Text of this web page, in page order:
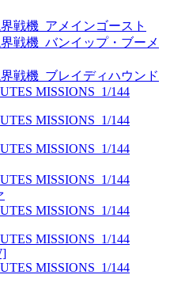
戦機_アメインゴースト
戦機_バンイップ・ブーメ
戦機_ブレイディハウンド
MISSIONS_1/144
MISSIONS_1/144
MISSIONS_1/144
MISSIONS_1/144
MISSIONS_1/144
MISSIONS_1/144
MISSIONS_1/144